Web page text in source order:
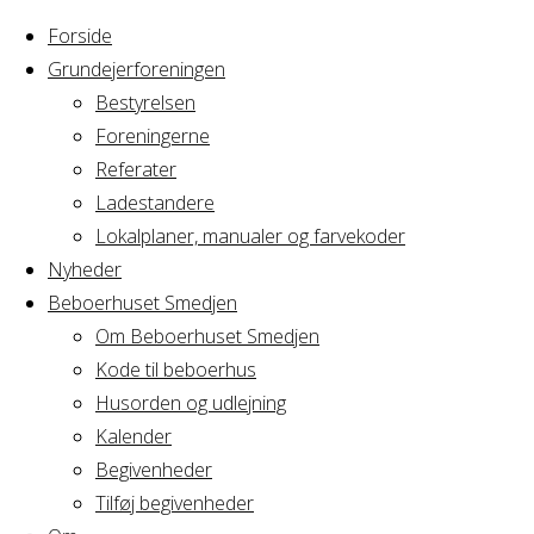
Forside
Grundejerforeningen
Bestyrelsen
Foreningerne
Referater
Ladestandere
Lokalplaner, manualer og farvekoder
Nyheder
Beboerhuset Smedjen
Om Beboerhuset Smedjen
Kode til beboerhus
Husorden og udlejning
Kalender
Begivenheder
Tilføj begivenheder
Home
Arrangement
Fredags cafe &
Fredags
cafe &
bar